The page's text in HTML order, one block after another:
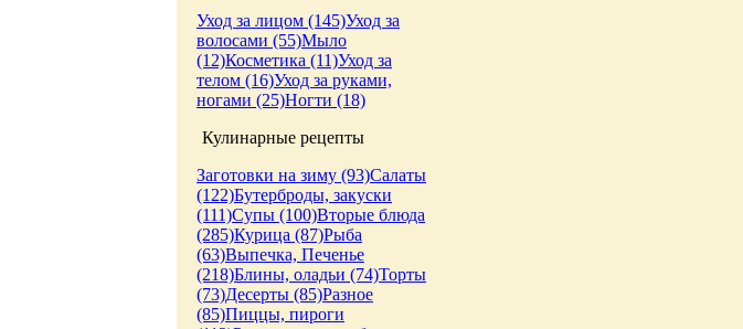
Уход за лицом (145)Уход за
волосами (55)Мыло
(12)Косметика (11)Уход за
телом (16)Уход за руками,
ногами (25)Ногти (18)
Кулинарные рецепты
Заготовки на зиму (93)Салаты
(122)Бутерброды, закуски
(111)Супы (100)Вторые блюда
(285)Курица (87)Рыба
(63)Выпечка, Печенье
(218)Блины, оладьи (74)Торты
(73)Десерты (85)Разное
(85)Пиццы, пироги